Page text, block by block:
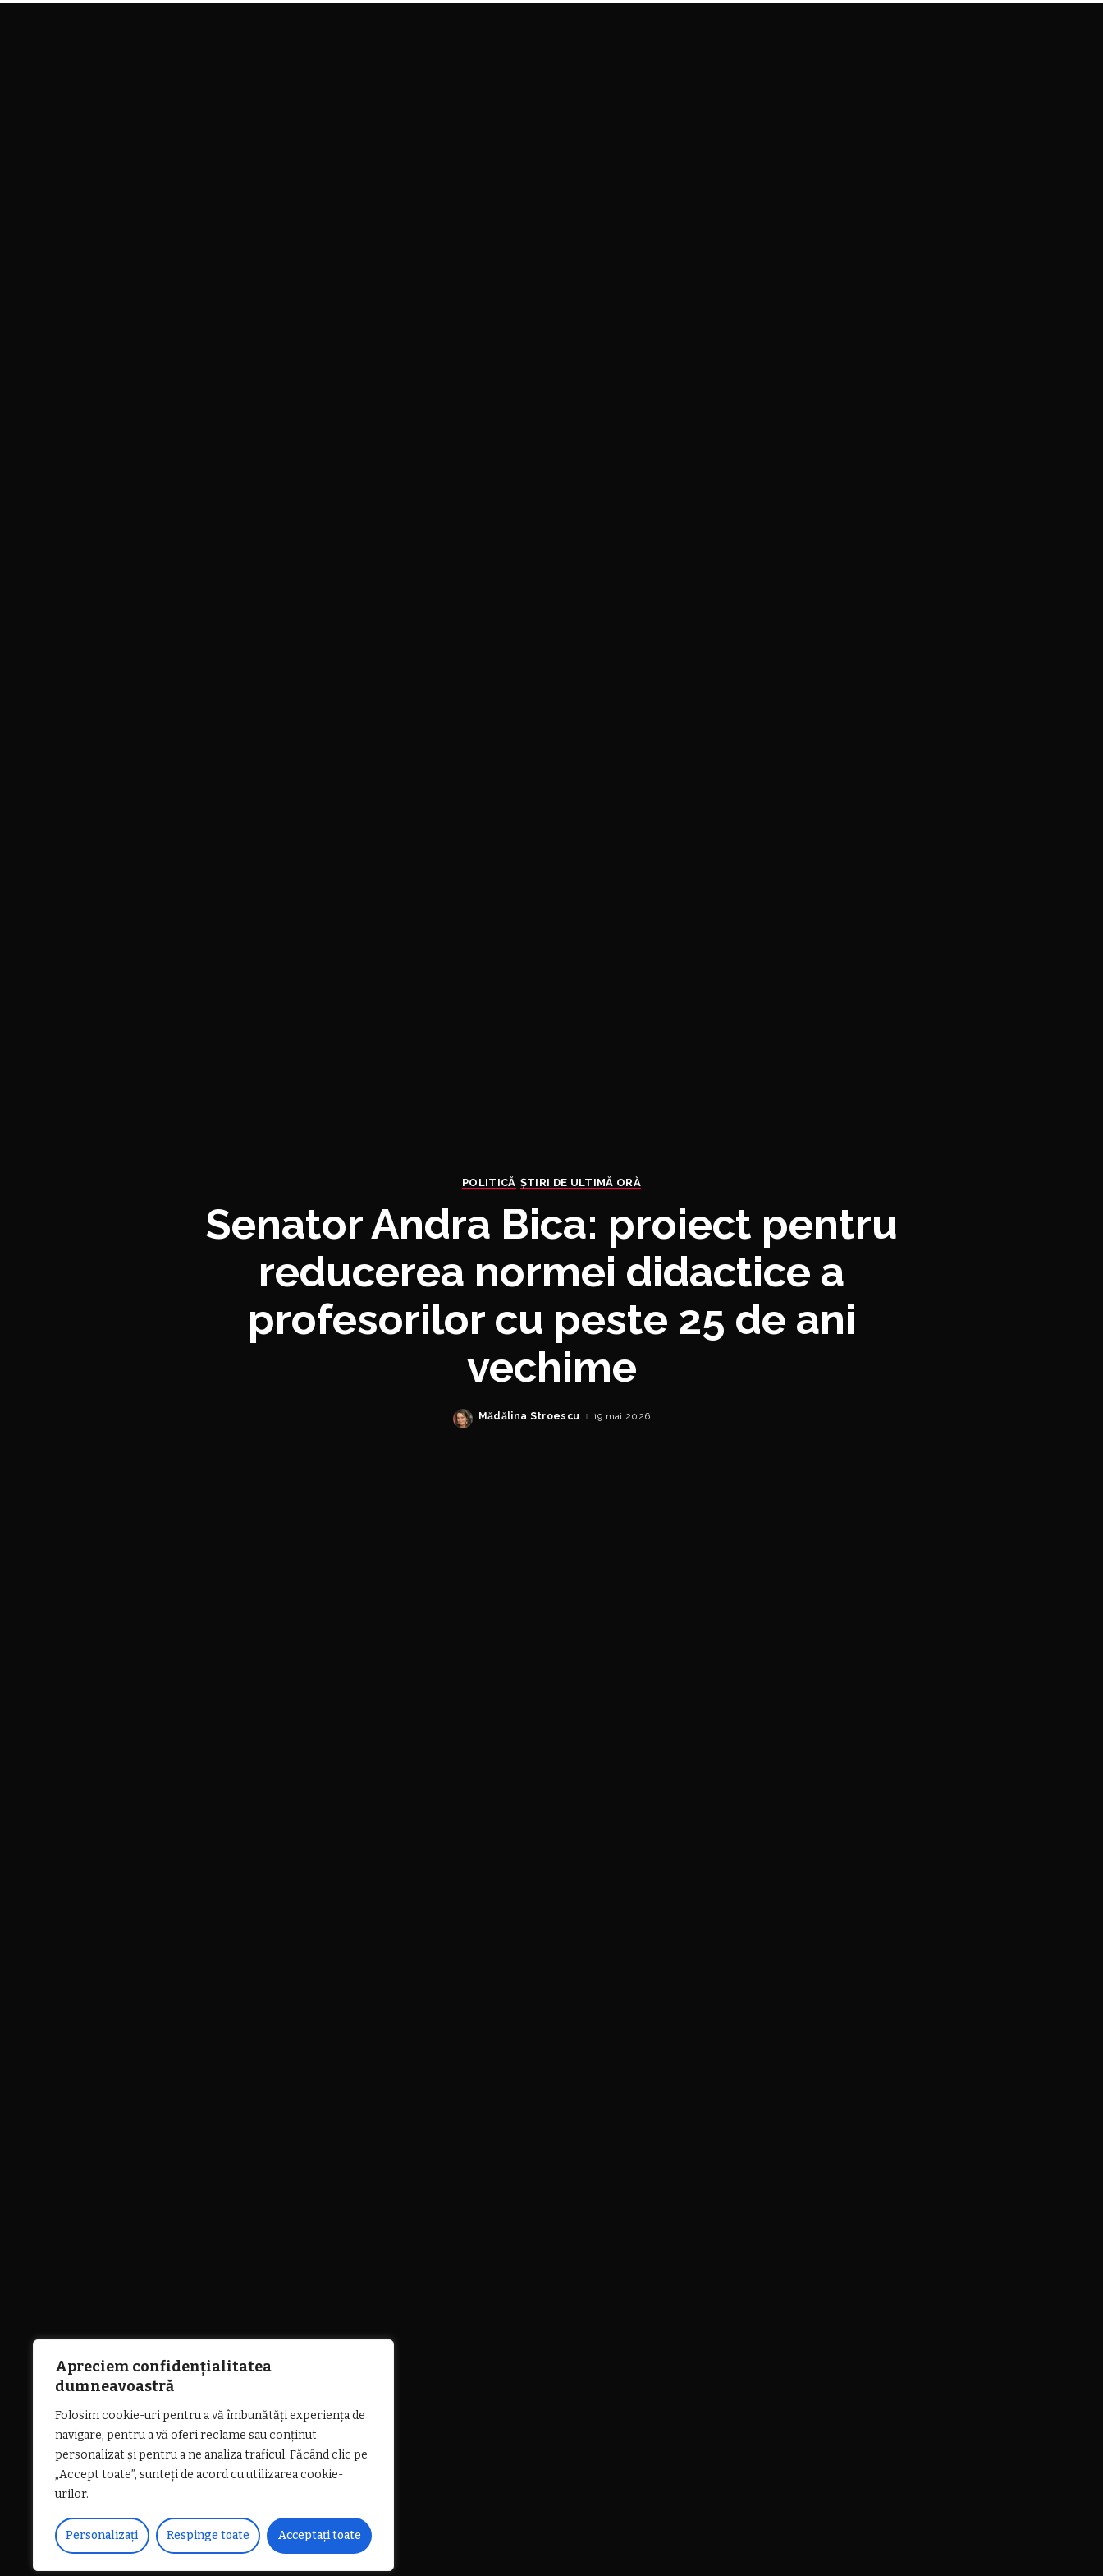
Apreciem confidențialitatea
dumneavoastră
Folosim cookie-uri pentru a vă îmbunătăți experiența de
navigare, pentru a vă oferi reclame sau conținut
personalizat și pentru a ne analiza traficul. Făcând clic pe
„Accept toate”, sunteți de acord cu utilizarea cookie-
urilor.
Personalizați Respinge toate Acceptați toate
POLITICĂ ȘTIRI DE ULTIMĂ ORĂ
Senator Andra Bica: proiect pentru
reducerea normei didactice a
profesorilor cu peste 25 de ani
vechime
Posted
Mădălina Stroescu 19 mai 2026